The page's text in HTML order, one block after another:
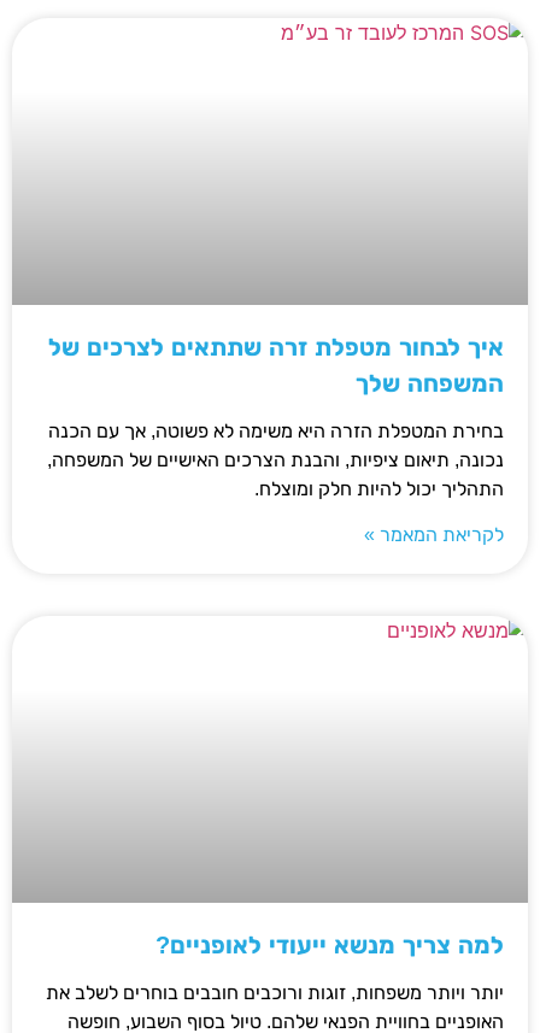
איך לבחור מטפלת זרה שתתאים לצרכים של
המשפחה שלך
בחירת המטפלת הזרה היא משימה לא פשוטה, אך עם הכנה
נכונה, תיאום ציפיות, והבנת הצרכים האישיים של המשפחה,
התהליך יכול להיות חלק ומוצלח.
לקריאת המאמר »
למה צריך מנשא ייעודי לאופניים?
יותר ויותר משפחות, זוגות ורוכבים חובבים בוחרים לשלב את
האופניים בחוויית הפנאי שלהם. טיול בסוף השבוע, חופשה